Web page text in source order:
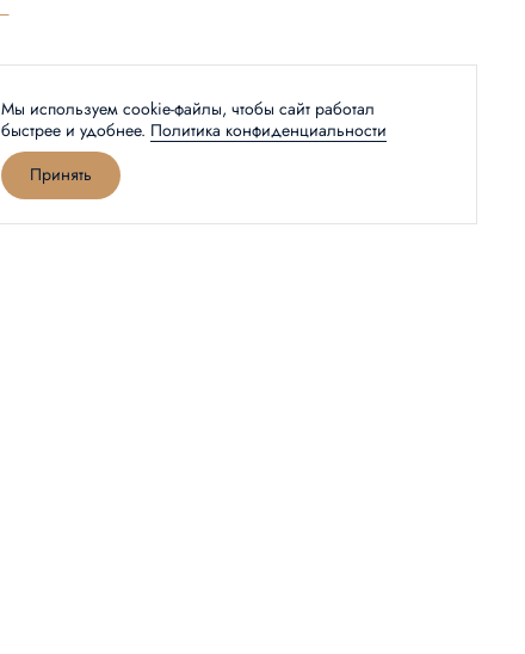
Мы используем cookie-файлы, чтобы сайт работал
быстрее и удобнее. Политика конфиденциальности
Принять